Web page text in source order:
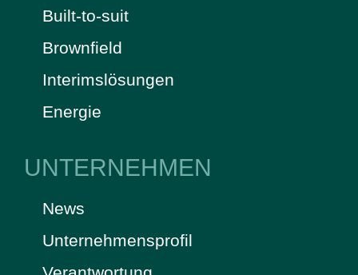
Built-to-suit
Brownfield
Interimslösungen
Energie
UNTERNEHMEN
News
Unternehmensprofil